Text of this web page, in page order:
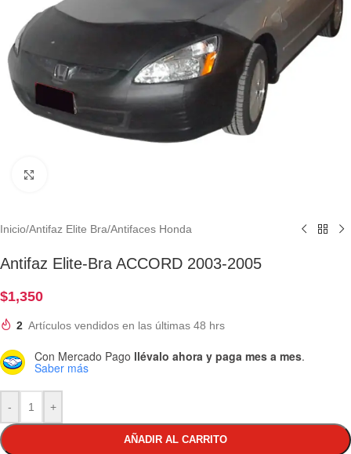
Inicio/Antifaz Elite Bra/Antifaces Honda
Antifaz Elite-Bra ACCORD 2003-2005
$1,350
2 Artículos vendidos en las últimas 48 hrs
Con Mercado Pago llévalo ahora y paga mes a mes.
Saber más
- +
AÑADIR AL CARRITO